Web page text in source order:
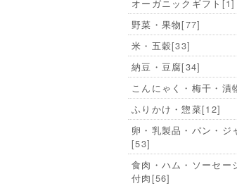
オーガニックギフト [1]
野菜・果物[77]
米・五穀[33]
納豆・豆腐[34]
こんにゃく・梅干・漬
ふりかけ・惣菜[12]
卵・乳製品・パン・ジ
[53]
食肉・ハム・ソーセー
付肉[56]